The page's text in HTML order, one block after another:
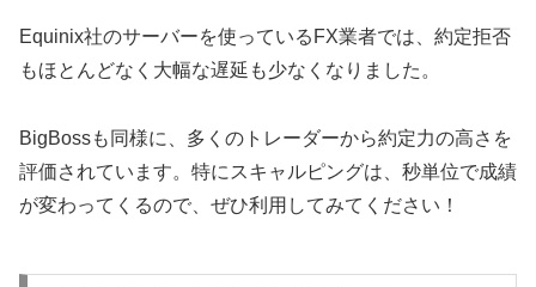
Equinix社のサーバーを使っているFX業者では、約定拒否
もほとんどなく大幅な遅延も少なくなりました。
BigBossも同様に、多くのトレーダーから約定力の高さを
評価されています。特にスキャルピングは、秒単位で成績
が変わってくるので、ぜひ利用してみてください！